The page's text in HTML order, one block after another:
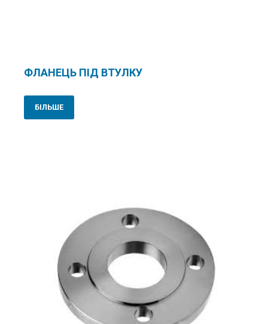
ФЛАНЕЦЬ ПІД ВТУЛКУ
БІЛЬШЕ